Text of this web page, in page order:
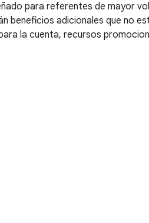
para referentes de mayor
beneficios adicionales que no
la cuenta, recursos